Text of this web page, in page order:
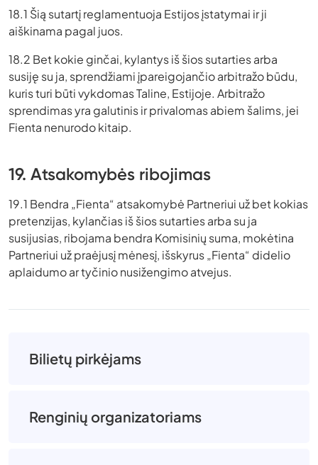
18.1 Šią sutartį reglamentuoja Estijos įstatymai ir ji
aiškinama pagal juos.
18.2 Bet kokie ginčai, kylantys iš šios sutarties arba
susiję su ja, sprendžiami įpareigojančio arbitražo būdu,
kuris turi būti vykdomas Taline, Estijoje. Arbitražo
sprendimas yra galutinis ir privalomas abiem šalims, jei
Fienta nenurodo kitaip.
19. Atsakomybės ribojimas
19.1 Bendra „Fienta“ atsakomybė Partneriui už bet kokias
pretenzijas, kylančias iš šios sutarties arba su ja
susijusias, ribojama bendra Komisinių suma, mokėtina
Partneriui už praėjusį mėnesį, išskyrus „Fienta“ didelio
aplaidumo ar tyčinio nusižengimo atvejus.
Bilietų pirkėjams
Renginių organizatoriams